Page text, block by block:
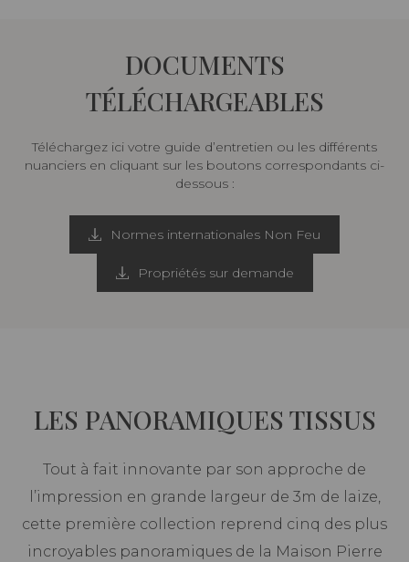
DOCUMENTS
TÉLÉCHARGEABLES
Téléchargez ici votre guide d’entretien ou les différents
nuanciers en cliquant sur les boutons correspondants ci-
dessous :
Normes internationales Non Feu
Propriétés sur demande
LES PANORAMIQUES TISSUS
Tout à fait innovante par son approche de
l’impression en grande largeur de 3m de laize,
cette première collection reprend cinq des plus
incroyables panoramiques de la Maison Pierre